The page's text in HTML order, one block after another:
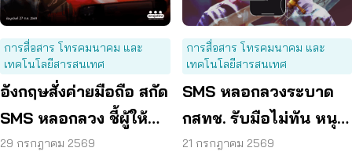
การสื่อสาร โทรคมนาคม และ
เทคโนโลยีสารสนเทศ
อังกฤษสั่งค่ายมือถือ สกัด
SMS หลอกลวง ชี้ผู้ให้
บริการต้องร่วมรับผิด
29 กรกฎาคม 2569
การสื่อสาร โทรคมนาคม และ
เทคโนโลยีสารสนเทศ
SMS หลอกลวงระบาด
กสทช. รับมือไม่ทัน หนุน
ใช้ พ.ร.ก. ไซเบอร์ เข้มข้น
21 กรกฎาคม 2569